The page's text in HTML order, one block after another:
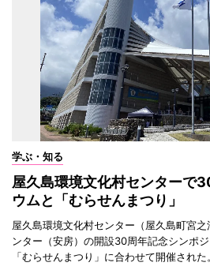
学ぶ・知る
屋久島環境文化村センターで
ウムと「むらせんまつり」
屋久島環境文化村センター（屋久島町宮
ンター（安房）の開設30周年記念シンポ
「むらせんまつり」に合わせて開催された。